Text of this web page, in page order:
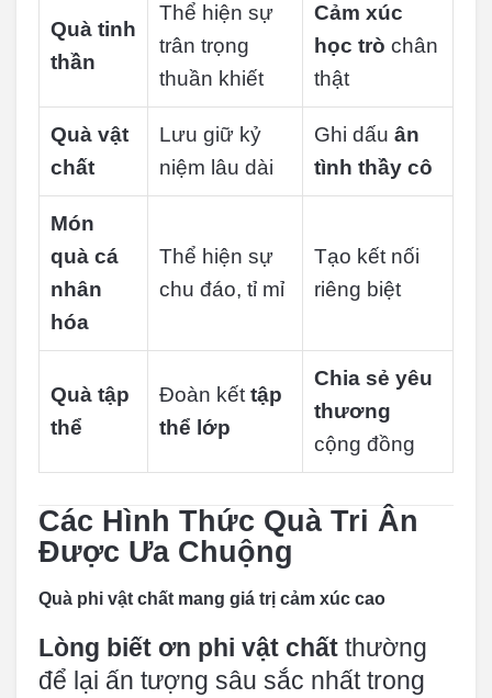
Quà tinh
thần
Thể hiện sự
trân trọng
thuần khiết
Cảm xúc
học trò chân
thật
Quà vật
chất
Lưu giữ kỷ
niệm lâu dài
Ghi dấu ân
tình thầy cô
Món
quà cá
nhân
hóa
Thể hiện sự
chu đáo, tỉ mỉ
Tạo kết nối
riêng biệt
Quà tập
thể
Đoàn kết tập
thể lớp
Chia sẻ yêu
thương
cộng đồng
Các Hình Thức Quà Tri Ân
Được Ưa Chuộng
Quà phi vật chất mang giá trị cảm xúc cao
Lòng biết ơn phi vật chất thường
để lại ấn tượng sâu sắc nhất trong